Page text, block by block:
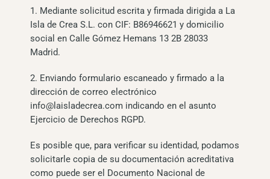
1. Mediante solicitud escrita y firmada dirigida a La
Isla de Crea S.L. con CIF: B86946621 y domicilio
social en Calle Gómez Hemans 13 2B 28033
Madrid.
2. Enviando formulario escaneado y firmado a la
dirección de correo electrónico
info@laisladecrea.comindicando en el asunto
Ejercicio de Derechos RGPD.
Es posible que, para verificar su identidad, podamos
solicitarle copia de su documentación acreditativa
como puede ser el Documento Nacional de